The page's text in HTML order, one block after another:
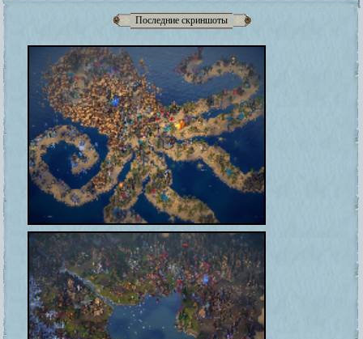
Последние скриншоты